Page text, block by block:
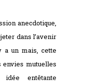
anecdotique,
dans l’avenir
a un mais, cette
mutuelles
entêtante